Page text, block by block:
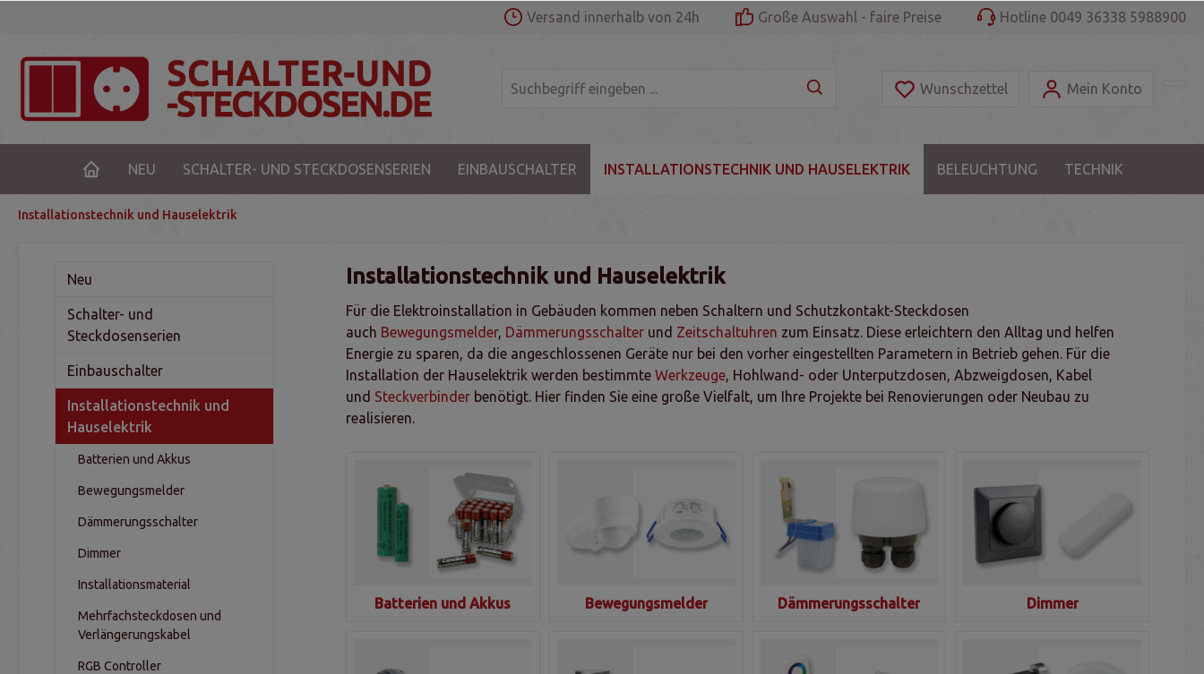
Versand innerhalb von 24h Große Auswahl - faire Preise Hotline 0049 36338 5988900
Wunschzettel Mein Konto
NEU SCHALTER- UND STECKDOSENSERIEN EINBAUSCHALTER INSTALLATIONSTECHNIK UND HAUSELEKTRIK BELEUCHTUNG TECHNIK
Installationstechnik und Hauselektrik
Neu
Schalter- und
Steckdosenserien
Einbauschalter
Installationstechnik und
Hauselektrik
Batterien und Akkus
Bewegungsmelder
Dämmerungsschalter
Dimmer
Installationsmaterial
Mehrfachsteckdosen und
Verlängerungskabel
RGB Controller
Installationstechnik und Hauselektrik
Für die Elektroinstallation in Gebäuden kommen neben Schaltern und Schutzkontakt-Steckdosen
auch Bewegungsmelder, Dämmerungsschalter und Zeitschaltuhren zum Einsatz. Diese erleichtern den Alltag und helfen
Energie zu sparen, da die angeschlossenen Geräte nur bei den vorher eingestellten Parametern in Betrieb gehen. Für die
Installation der Hauselektrik werden bestimmte Werkzeuge, Hohlwand- oder Unterputzdosen, Abzweigdosen, Kabel
und Steckverbinder benötigt. Hier finden Sie eine große Vielfalt, um Ihre Projekte bei Renovierungen oder Neubau zu
realisieren.
Batterien und Akkus Bewegungsmelder Dämmerungsschalter Dimmer